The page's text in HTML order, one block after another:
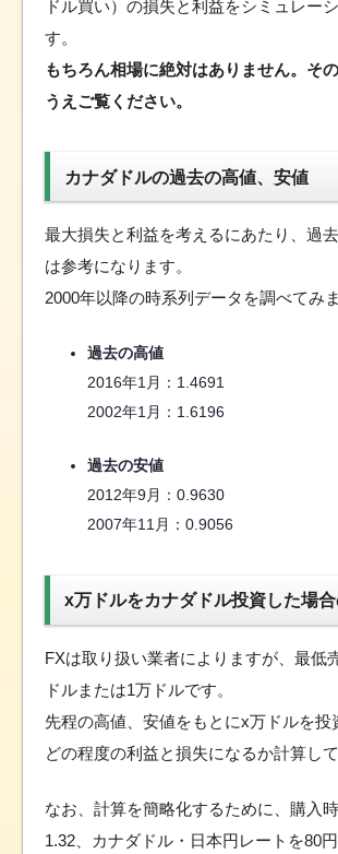
ドル買い）の損失と利益をシミュレー
す。
もちろん相場に絶対はありません。そ
うえご覧ください。
カナダドルの過去の高値、安値
最大損失と利益を考えるにあたり、過
は参考になります。
2000年以降の時系列データを調べてみま
過去の高値
2016年1月：1.4691
2002年1月：1.6196
過去の安値
2012年9月：0.9630
2007年11月：0.9056
x万ドルをカナダドル投資した場
FXは取り扱い業者によりますが、最低
ドルまたは1万ドルです。
先程の高値、安値をもとにx万ドルを投
どの程度の利益と損失になるか計算して
なお、計算を簡略化するために、購入
1.32、カナダドル・日本円レートを80